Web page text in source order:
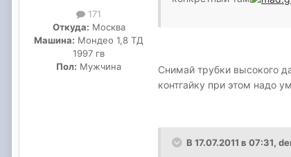
171
Откуда: Москва
Машина: Мондео 1,8 ТД
1997 гв
Пол: Мужчина
Снимай трубки высокого
контгайку при этом надо
В 17.07.2011 в 07:31,